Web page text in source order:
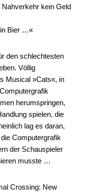
kein Geld
Bier …«
den schlechtesten
Völlig
Musical »Cats«, in
herumspringen,
spielen, die
lag es daran,
Computergrafik
der Schauspieler
musste …
Crossing: New